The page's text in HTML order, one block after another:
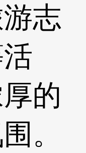
志
的
。